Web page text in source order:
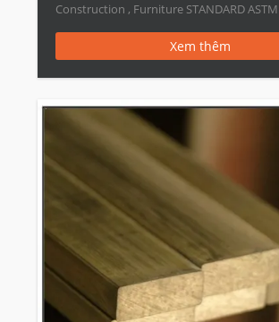
Construction , Furniture STANDARD ASTM
Xem thêm